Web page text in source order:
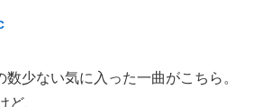
少ない気に入った一曲がこちら。
ど、